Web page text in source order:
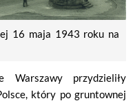
16 maja 1943 roku na
Warszawy przydzieliły
który po gruntownej